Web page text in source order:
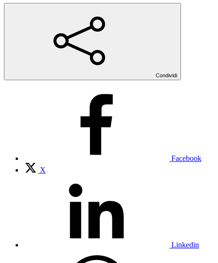
Condividi
Facebook
X
Linkedin